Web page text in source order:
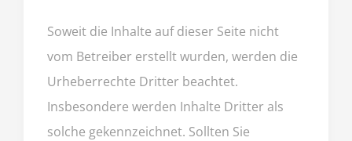
Soweit die Inhalte auf dieser Seite nicht
vom Betreiber erstellt wurden, werden die
Urheberrechte Dritter beachtet.
Insbesondere werden Inhalte Dritter als
solche gekennzeichnet. Sollten Sie